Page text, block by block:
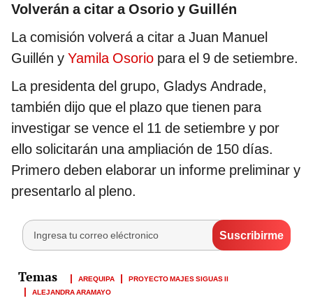
Volverán a citar a Osorio y Guillén
La comisión volverá a citar a Juan Manuel
Guillén y Yamila Osorio para el 9 de setiembre.
La presidenta del grupo, Gladys Andrade,
también dijo que el plazo que tienen para
investigar se vence el 11 de setiembre y por
ello solicitarán una ampliación de 150 días.
Primero deben elaborar un informe preliminar y
presentarlo al pleno.
AREQUIPA
PROYECTO MAJES SIGUAS II
ALEJANDRA ARAMAYO